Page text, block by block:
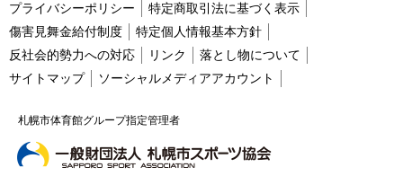
プライバシーポリシー
特定商取引法に基づく表示
傷害見舞金給付制度
特定個人情報基本方針
反社会的勢力への対応
リンク
落とし物について
サイトマップ
ソーシャルメディアアカウント
札幌市体育館グループ指定管理者